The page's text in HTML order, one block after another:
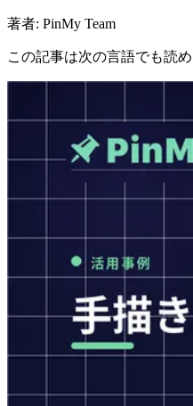
著者: PinMy Team
この記事は次の言語でも読